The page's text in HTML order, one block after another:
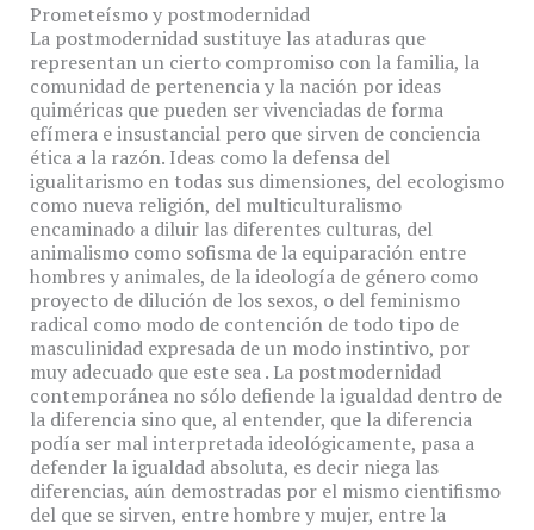
Prometeísmo y postmodernidad
La postmodernidad sustituye las ataduras que
representan un cierto compromiso con la familia, la
comunidad de pertenencia y la nación por ideas
quiméricas que pueden ser vivenciadas de forma
efímera e insustancial pero que sirven de conciencia
ética a la razón. Ideas como la defensa del
igualitarismo en todas sus dimensiones, del ecologismo
como nueva religión, del multiculturalismo
encaminado a diluir las diferentes culturas, del
animalismo como sofisma de la equiparación entre
hombres y animales, de la ideología de género como
proyecto de dilución de los sexos, o del feminismo
radical como modo de contención de todo tipo de
masculinidad expresada de un modo instintivo, por
muy adecuado que este sea . La postmodernidad
contemporánea no sólo defiende la igualdad dentro de
la diferencia sino que, al entender, que la diferencia
podía ser mal interpretada ideológicamente, pasa a
defender la igualdad absoluta, es decir niega las
diferencias, aún demostradas por el mismo cientifismo
del que se sirven, entre hombre y mujer, entre la